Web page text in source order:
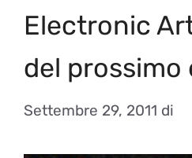
Electronic
del prossimo
Settembre 29, 2011 di